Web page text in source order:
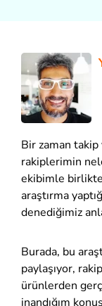
Bir zaman takip
rakiplerimin
ekibimle birlikte
araştırma
denediğimiz
Burada, bu
paylaşıyor,
ürünlerden
inandığım